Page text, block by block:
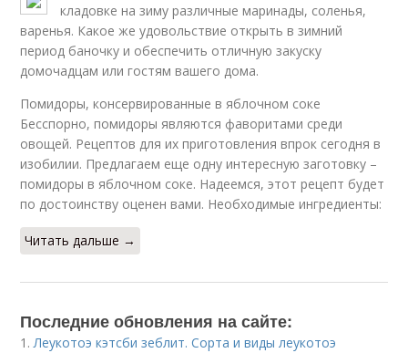
кладовке на зиму различные маринады, соленья,
варенья. Какое же удовольствие открыть в зимний
период баночку и обеспечить отличную закуску
домочадцам или гостям вашего дома.
Помидоры, консервированные в яблочном соке
Бесспорно, помидоры являются фаворитами среди
овощей. Рецептов для их приготовления впрок сегодня в
изобилии. Предлагаем еще одну интересную заготовку –
помидоры в яблочном соке. Надеемся, этот рецепт будет
по достоинству оценен вами. Необходимые ингредиенты:
Читать дальше →
Последние обновления на сайте:
1.Леукотоэ кэтсби зеблит. Сорта и виды леукотоэ